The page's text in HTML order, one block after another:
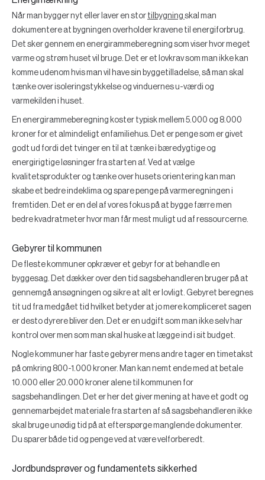
Når man bygger nyt eller laver en stor tilbygning skal man
dokumentere at bygningen overholder kravene til energiforbrug.
Det sker gennem en energirammeberegning som viser hvor meget
varme og strøm huset vil bruge. Det er et lovkrav som man ikke kan
komme udenom hvis man vil have sin byggetilladelse, så man skal
tænke over isoleringstykkelse og vinduernes u-værdi og
varmekilden i huset.
En energirammeberegning koster typisk mellem 5.000 og 8.000
kroner for et almindeligt enfamiliehus. Det er penge som er givet
godt ud fordi det tvinger en til at tænke i bæredygtige og
energirigtige løsninger fra starten af. Ved at vælge
kvalitetsprodukter og tænke over husets orientering kan man
skabe et bedre indeklima og spare penge på varmeregningen i
fremtiden. Det er en del af vores fokus på at bygge færre men
bedre kvadratmeter hvor man får mest muligt ud af ressourcerne.
Gebyrer til kommunen
De fleste kommuner opkræver et gebyr for at behandle en
byggesag. Det dækker over den tid sagsbehandleren bruger på at
gennemgå ansøgningen og sikre at alt er lovligt. Gebyret beregnes
tit ud fra medgået tid hvilket betyder at jo mere kompliceret sagen
er desto dyrere bliver den. Det er en udgift som man ikke selv har
kontrol over men som man skal huske at lægge ind i sit budget.
Nogle kommuner har faste gebyrer mens andre tager en timetakst
på omkring 800-1.000 kroner. Man kan nemt ende med at betale
10.000 eller 20.000 kroner alene til kommunen for
sagsbehandlingen. Det er her det giver mening at have et godt og
gennemarbejdet materiale fra starten af så sagsbehandleren ikke
skal bruge unødig tid på at efterspørge manglende dokumenter.
Du sparer både tid og penge ved at være velforberedt.
Jordbundsprøver og fundamentets sikkerhed